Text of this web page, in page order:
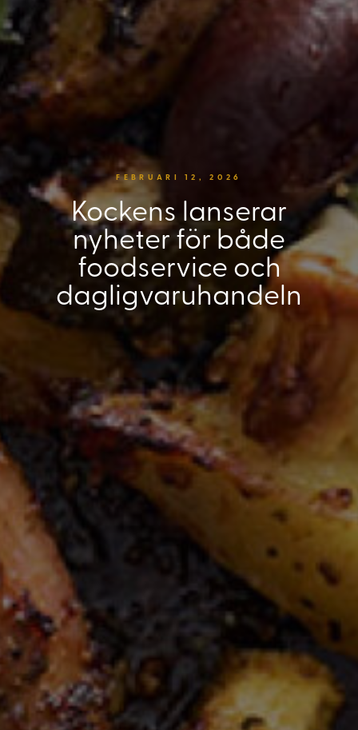
FEBRUARI 12, 2026
Kockens lanserar
nyheter för både
foodservice och
dagligvaruhandeln